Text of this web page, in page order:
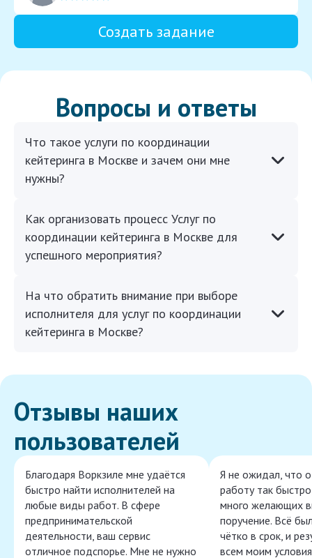
Создать задание
Вопросы и ответы
Что такое услуги по координации
кейтеринга в Москве и зачем они мне
нужны?
Как организовать процесс Услуг по
координации кейтеринга в Москве для
успешного мероприятия?
На что обратить внимание при выборе
исполнителя для услуг по координации
кейтеринга в Москве?
Отзывы наших
пользователей
Благодаря Воркзиле мне удаётся
быстро найти исполнителей на
любые виды работ. В сфере
предпринимательской
деятельности, ваш сервис
отличное подспорье. Мне не нужно
Я не ожидал, что
работу так
много желающих
поручение. Всё
чётко в срок, и
всем моим